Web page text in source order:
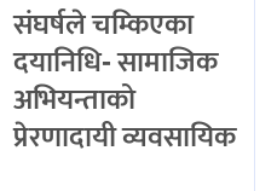
संघर्षले चम्किएका
दयानिधि- सामाजिक
अभियन्ताको
प्रेरणादायी व्यवसायिक